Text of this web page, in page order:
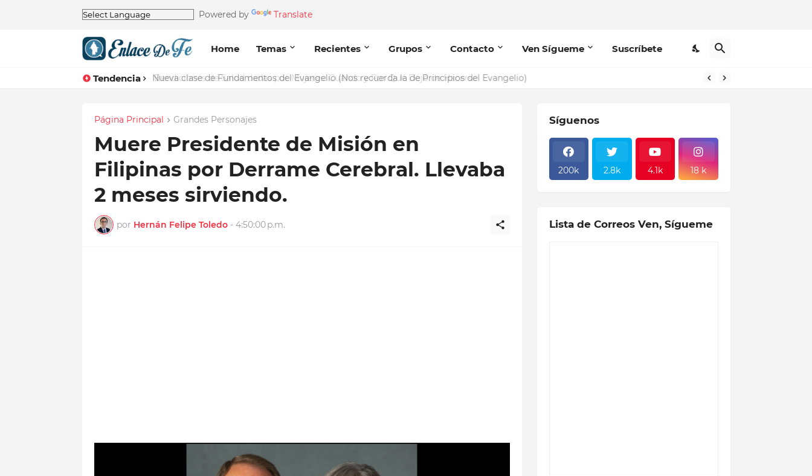
Powered by Translate
Home Temas Recientes Grupos Contacto Ven Sígueme Suscríbete
Tendencia Nueva clase de Fundamentos del Evangelio (Nos recuerda la de Principios del Evangelio)
Página Principal Grandes Personajes
Muere Presidente de Misión en
Filipinas por Derrame Cerebral. Llevaba
2 meses sirviendo.
por Hernán Felipe Toledo - 4:50:00 p.m.
Síguenos
200k 2.8k 4.1k 18 k
Lista de Correos Ven, Sígueme